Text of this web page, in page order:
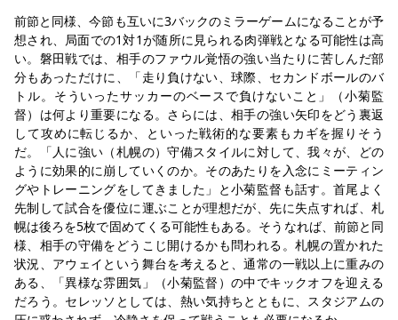
前節と同様、今節も互いに3バックのミラーゲームになることが予
想され、局面での1対1が随所に見られる肉弾戦となる可能性は高
い。磐田戦では、相手のファウル覚悟の強い当たりに苦しんだ部
分もあっただけに、「走り負けない、球際、セカンドボールのバ
トル。そういったサッカーのベースで負けないこと」（小菊監
督）は何より重要になる。さらには、相手の強い矢印をどう裏返
して攻めに転じるか、といった戦術的な要素もカギを握りそう
だ。「人に強い（札幌の）守備スタイルに対して、我々が、どの
ように効果的に崩していくのか。そのあたりを入念にミーティン
グやトレーニングをしてきました」と小菊監督も話す。首尾よく
先制して試合を優位に運ぶことが理想だが、先に失点すれば、札
幌は後ろを5枚で固めてくる可能性もある。そうなれば、前節と同
様、相手の守備をどうこじ開けるかも問われる。札幌の置かれた
状況、アウェイという舞台を考えると、通常の一戦以上に重みの
ある、「異様な雰囲気」（小菊監督）の中でキックオフを迎える
だろう。セレッソとしては、熱い気持ちとともに、スタジアムの